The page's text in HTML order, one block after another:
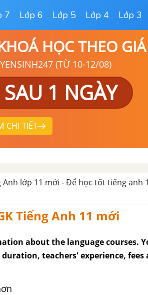
7 Lớp 6 Lớp 5 Lớp 4 Lớp 3
HỌC THEO GIÁ
(TỪ 10-12/08)
1 NGÀY
CHI TIẾT
lớp 11 mới - Để học tốt tiếng anh
Tiếng Anh 11 mới
about the language courses.
teachers' experience, fees